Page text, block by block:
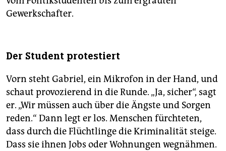
Gewerkschafter.
Der Student protestiert
Vorn steht Gabriel, ein Mikrofon in der Hand, und
schaut provozierend in die Runde. „Ja, sicher“, sagt
er. „Wir müssen auch über die Ängste und Sorgen
reden.“ Dann legt er los. Menschen fürchteten,
dass durch die Flüchtlinge die Kriminalität steige.
Dass sie ihnen Jobs oder Wohnungen wegnähmen.